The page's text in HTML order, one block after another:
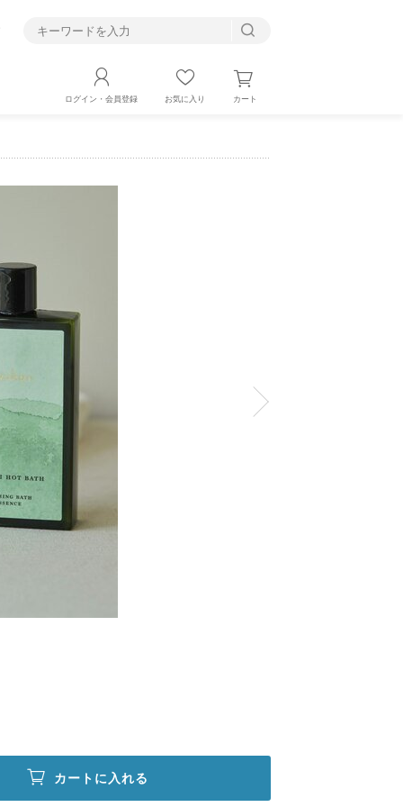
ログイン・会員登録 お気に入り カート
カートに入れる